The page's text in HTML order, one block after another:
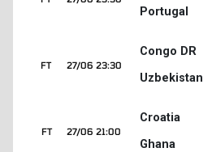
Portugal
27/06 23:30
FT
Congo DR
Uzbekistan
27/06 21:00
FT
Croatia
Ghana